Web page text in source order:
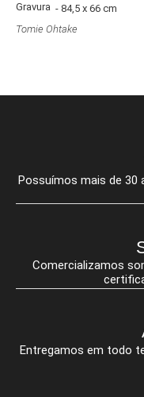
Gravura - 84,5 x 66 cm
Tomie Ohtake
Possuímos mais de 30
Comercializamos
Entregamos em todo